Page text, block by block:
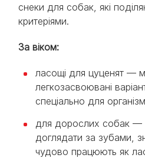
снеки для собак, які
критеріями.
За віком:
ласощі для цуценят —
легкозасвоювані
спеціально для
для дорослих собак —
доглядати за зубами,
чудово працюють як